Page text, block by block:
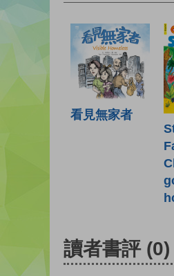
看見無家者
讀者書評 (0)